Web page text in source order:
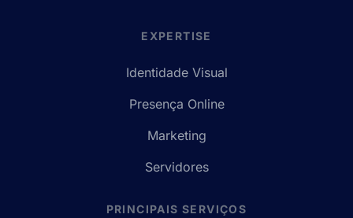
EXPERTISE
Identidade Visual
Presença Online
Marketing
Servidores
PRINCIPAIS SERVIÇOS